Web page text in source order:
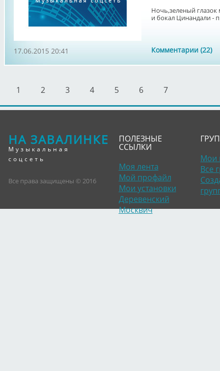
Ночь,зеленый
и бокал Цинандали -
Комментарии (22)
17.06.2015 20:41
1 2 3 4 5 6 7
НА ЗАВАЛИНКЕ
Музыкальная
соцсеть
Все права защищены © 2016
ПОЛЕЗНЫЕ
ССЫЛКИ
Моя лента
Мой профайл
Мои установки
Деревенский
Москвич
Мои
Все